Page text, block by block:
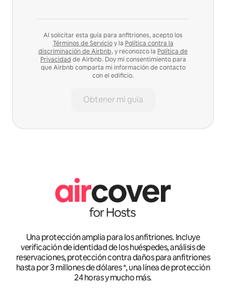
Al solicitar esta guía para anfitriones, acepto los
Términos de Servicioy la Política contra la
discriminación de Airbnb,y reconozco la Política de
Privacidad de Airbnb. Doy mi consentimiento para
que Airbnb comparta mi información de contacto
con el edificio.
Obtener mi guía
Una protección amplia para los anfitriones. Incluye
verificación de identidad de los huéspedes, análisis de
reservaciones, protección contra daños para anfitriones
hasta por 3 millones de dólares *, una línea de protección
24 horas y mucho más.